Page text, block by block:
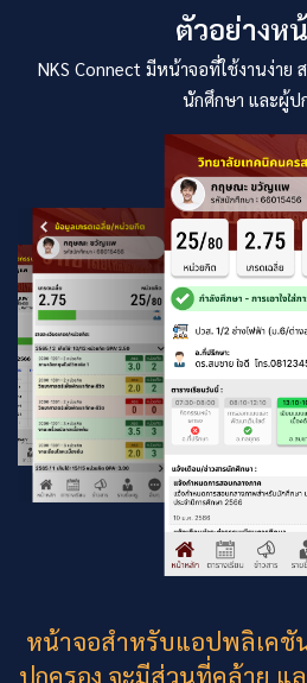
ตัวอย่างห
NKS Connect มีหน้าจอที่ใช้งานง่าย
นักศึกษา และผู้ป
หน้าจอสำหรับแอปพลิเคชั
ปกครอง จะมีส่วนที่คล้าย แ